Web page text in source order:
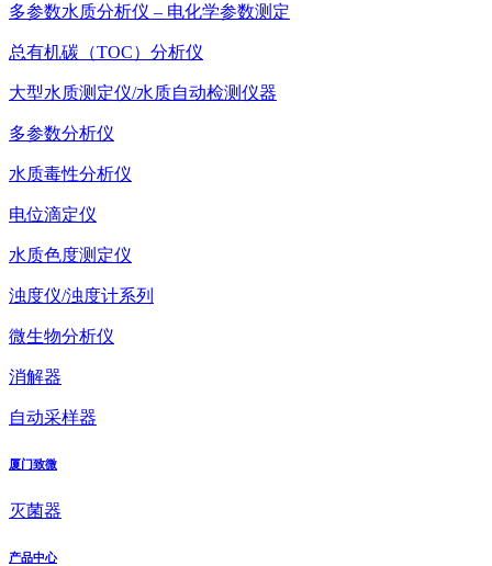
多参数水质分析仪 – 电化学参数测定
总有机碳（TOC）分析仪
大型水质测定仪/水质自动检测仪器
多参数分析仪
水质毒性分析仪
电位滴定仪
水质色度测定仪
浊度仪/浊度计系列
微生物分析仪
消解器
自动采样器
厦门致微
灭菌器
产品中心